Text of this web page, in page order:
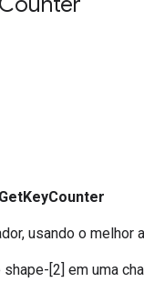
usando o
[2] em uma